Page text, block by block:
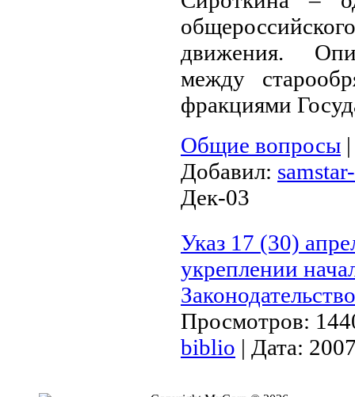
движения.
между
фракциями
Общие вопросы
Добавил:
Дек-03
Указ 17 (30)
укреплении
Просмотров:
biblio | Дата: